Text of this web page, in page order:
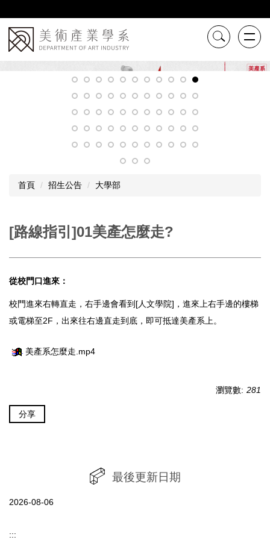
到
主
要
內
容
首頁 招生公告 大學部
[路線指引]01美產怎麼走?
從校門口進來：
校門進來右轉直走，右手邊會看到[人文學院]，進來上右手邊的樓梯
或電梯至2F，出來往右邊直走到底，即可抵達美產系上。
美產系怎麼走.mp4
瀏覽數: 281
分享
最後更新日期
2026-08-06
:::